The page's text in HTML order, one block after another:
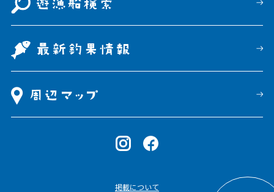
掲載について